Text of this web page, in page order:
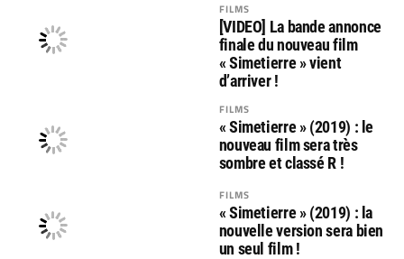
FILMS
[VIDEO] La bande annonce
finale du nouveau film
« Simetierre » vient
d’arriver !
FILMS
« Simetierre » (2019) : le
nouveau film sera très
sombre et classé R !
FILMS
« Simetierre » (2019) : la
nouvelle version sera bien
un seul film !